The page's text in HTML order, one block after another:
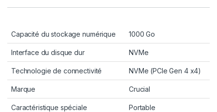
Capacité du stockage numérique 1000 Go
Interface du disque dur NVMe
Technologie de connectivité NVMe (PCIe Gen 4 x4)
Marque Crucial
Caractéristique spéciale Portable